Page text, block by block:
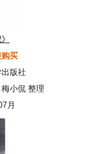
购买
版社
小侃 整理
月